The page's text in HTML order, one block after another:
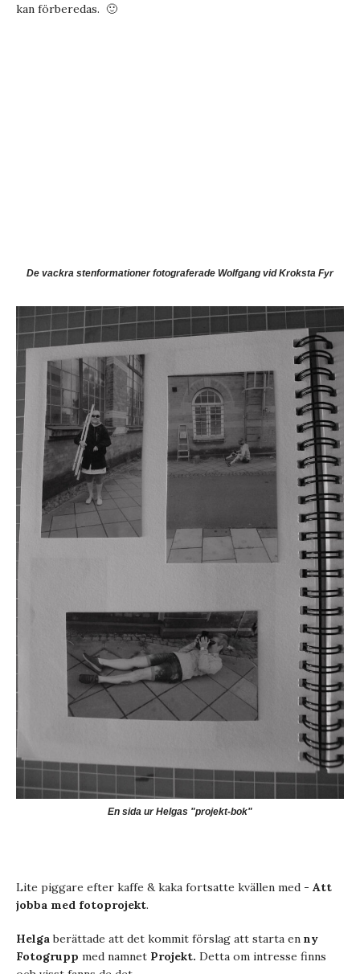
kan förberedas. 🙂
De vackra stenformationer fotograferade Wolfgang vid Kroksta Fyr
En sida ur Helgas "projekt-bok"
Lite piggare efter kaffe & kaka fortsatte kvällen med - Att
jobba med fotoprojekt.
Helgaberättade att det kommit förslag att starta en ny
Fotogrupp med namnet Projekt. Detta om intresse finns